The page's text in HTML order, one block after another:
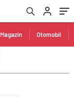
Magazin Otomobil